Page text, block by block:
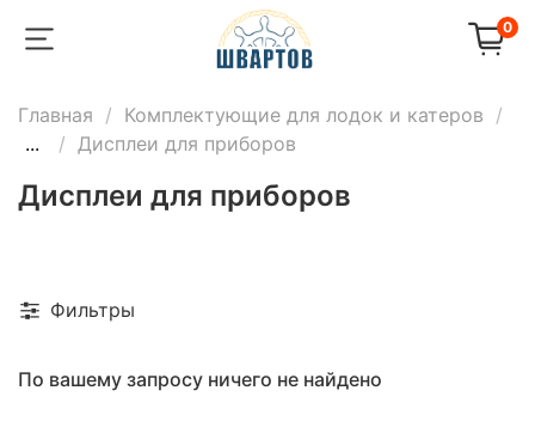
0
Главная
Комплектующие для лодок и катеров
...
Дисплеи для приборов
Дисплеи для приборов
Фильтры
По вашему запросу ничего не найдено